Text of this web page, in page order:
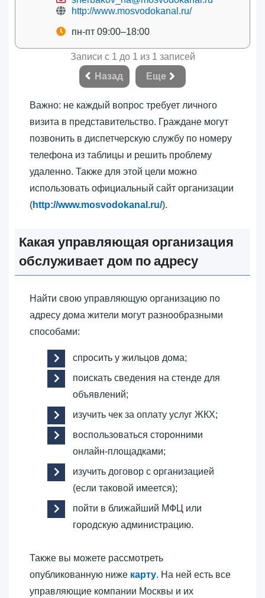
http://www.mosvodokanal.ru/
пн-пт 09:00–18:00
Записи с 1 до 1 из 1 записей
Назад
Еще
Важно: не каждый вопрос требует личного
визита в представительство. Граждане могут
позвонить в диспетчерскую службу по номеру
телефона из таблицы и решить проблему
удаленно. Также для этой цели можно
использовать официальный сайт организации
(http://www.mosvodokanal.ru/).
Какая управляющая организация
обслуживает дом по адресу
Найти свою управляющую организацию по
адресу дома жители могут разнообразными
способами:
спросить у жильцов дома;
поискать сведения на стенде для
объявлений;
изучить чек за оплату услуг ЖКХ;
воспользоваться сторонними
онлайн-площадками;
изучить договор с организацией
(если таковой имеется);
пойти в ближайший МФЦ или
городскую администрацию.
Также вы можете рассмотреть
опубликованную ниже карту. На ней есть все
управляющие компании Москвы и их